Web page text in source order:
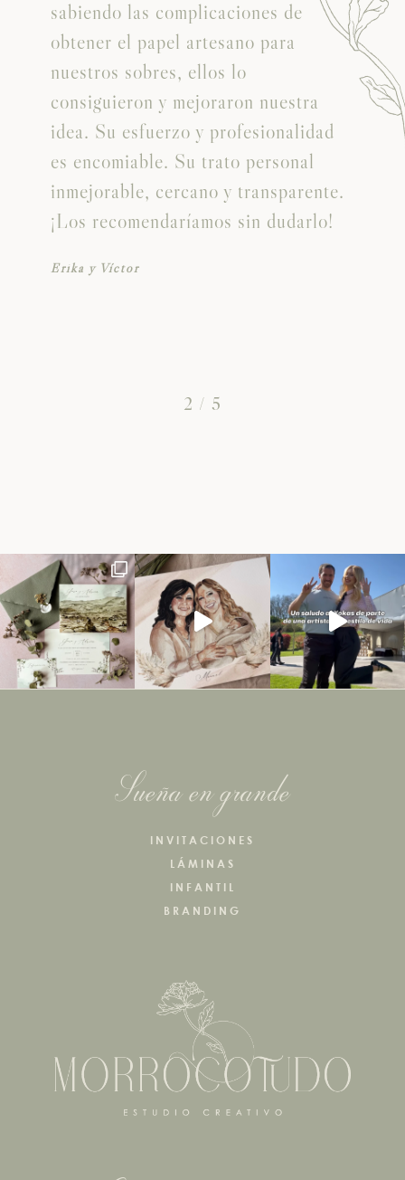
sabiendo las complicaciones de
obtener el papel artesano para
nuestros sobres, ellos lo
consiguieron y mejoraron nuestra
idea. Su esfuerzo y profesionalidad
es encomiable. Su trato personal
inmejorable, cercano y transparente.
¡Los recomendaríamos sin dudarlo!
Erika y Víctor
2 / 5
Sueña en grande
INVITACIONES
LÁMINAS
INFANTIL
BRANDING